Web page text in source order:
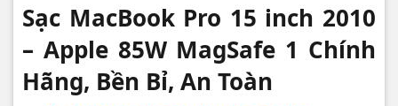
Sạc MacBook Pro 15 inch 2010
– Apple 85W MagSafe 1 Chính
Hãng, Bền Bỉ, An Toàn